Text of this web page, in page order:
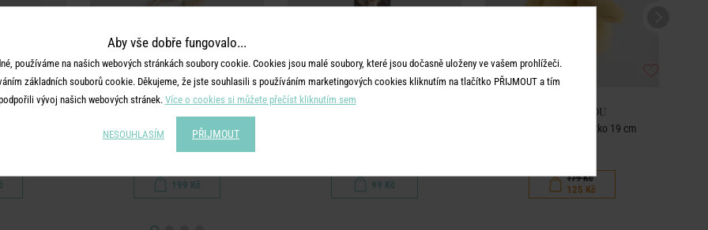
Louskáček na ořechy - béžová
199 Kč 99 Kč
HOME & YOU
Plyšová hračka kuřátko 19 cm
179 Kč
125 Kč
Aby vše dobře fungovalo...
používáme na našich webových stránkách soubory cookie. Cookies jsou malé soubory, které jsou dočasně uloženy ve vašem prohlížeči.
základních souborů cookie. Děkujeme, že jste souhlasili s používáním marketingových cookies kliknutím na tlačítko PŘIJMOUT a tím
vývoj našich webových stránek. Více o cookies si můžete přečíst kliknutím sem
NESOUHLASÍM PŘIJMOUT